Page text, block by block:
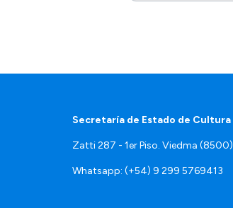
Secretaría de Estado de Cultura
Zatti 287 - 1er Piso. Viedma (8500)
Whatsapp: (+54) 9 299 5769413